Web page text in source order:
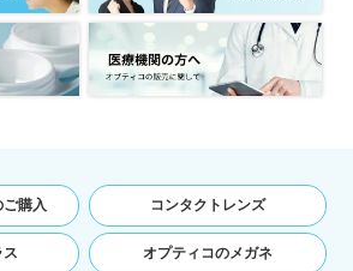
する際に収集します。
報を収集・利用する目
の登録情報の閲覧や修正，利用
っていただくために，氏名，住
払方法などの登録情報，利用さ
や購入された商品，およびそれら
購入 コンタクトレンズ
ス オプティコのメガネ